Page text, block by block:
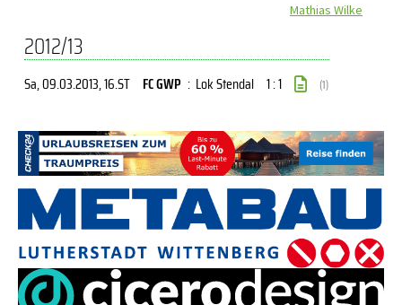
Mathias Wilke
2012/13
Sa, 09.03.2013, 16.ST FC GWP : Lok Stendal 1 : 1 (1)